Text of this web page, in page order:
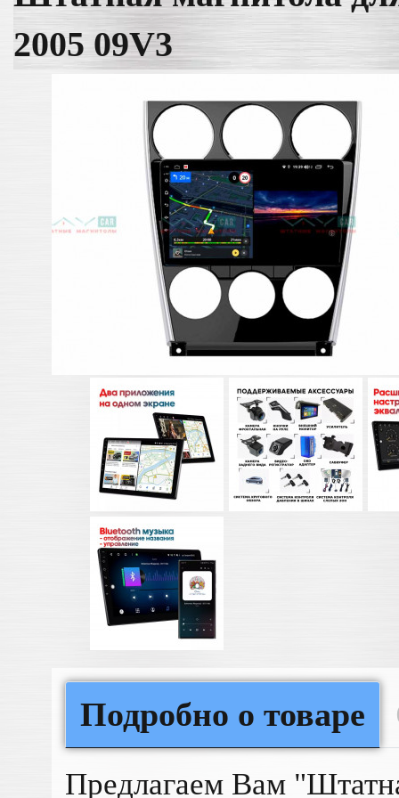
2005 09V3
Подробно о товаре
Предлагаем Вам